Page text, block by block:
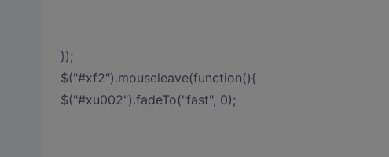
});
$("#xf2").mouseleave(function(){
$("#xu002").fadeTo("fast", 0);